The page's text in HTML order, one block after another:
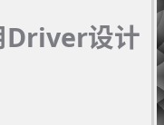
Driver设计